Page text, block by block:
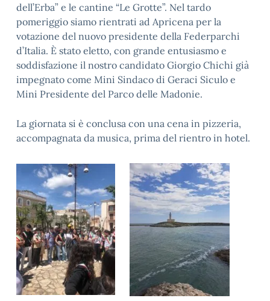
dell’Erba” e le cantine “Le Grotte”. Nel tardo
pomeriggio siamo rientrati ad Apricena per la
votazione del nuovo presidente della Federparchi
d’Italia. È stato eletto, con grande entusiasmo e
soddisfazione il nostro candidato Giorgio Chichi già
impegnato come Mini Sindaco di Geraci Siculo e
Mini Presidente del Parco delle Madonie.
La giornata si è conclusa con una cena in pizzeria,
accompagnata da musica, prima del rientro in hotel.